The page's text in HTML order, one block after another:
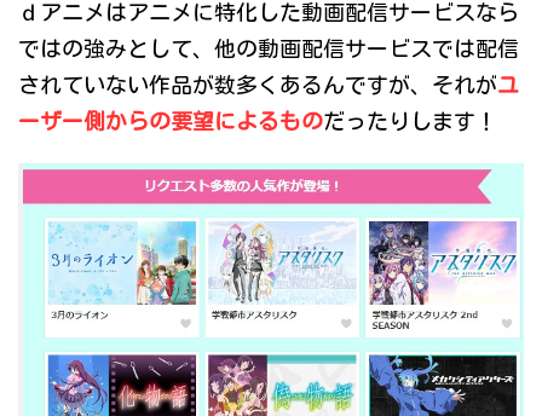
ｄアニメはアニメに特化した動画配信サービスなら
ではの強みとして、他の動画配信サービスでは配信
されていない作品が数多くあるんですが、それがユ
ーザー側からの要望によるものだったりします！